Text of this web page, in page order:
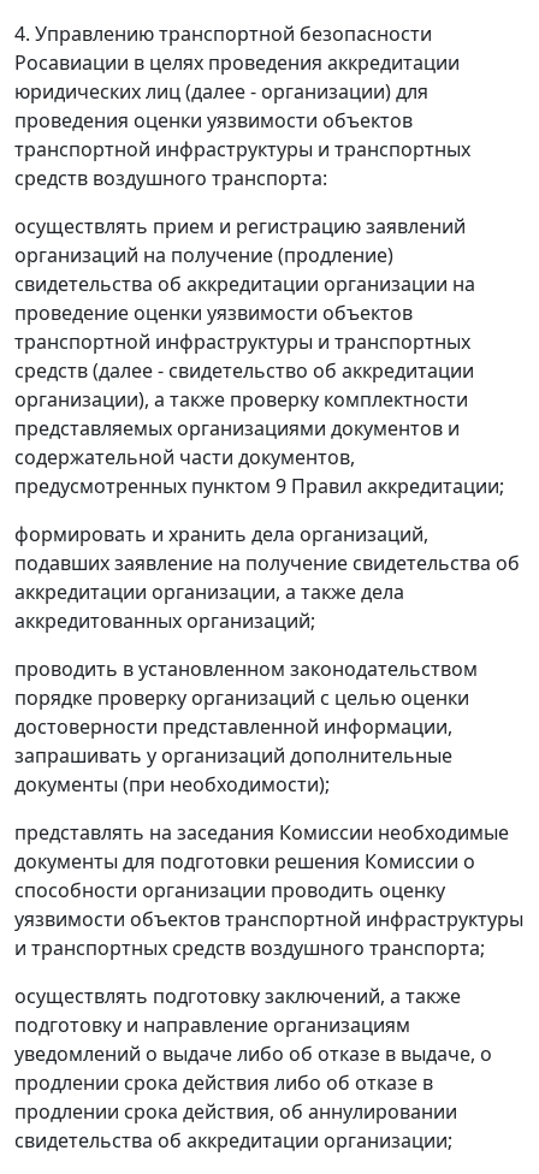
4. Управлению транспортной безопасности
Росавиации в целях проведения аккредитации
юридических лиц (далее - организации) для
проведения оценки уязвимости объектов
транспортной инфраструктуры и транспортных
средств воздушного транспорта:
осуществлять прием и регистрацию заявлений
организаций на получение (продление)
свидетельства об аккредитации организации на
проведение оценки уязвимости объектов
транспортной инфраструктуры и транспортных
средств (далее - свидетельство об аккредитации
организации), а также проверку комплектности
представляемых организациями документов и
содержательной части документов,
предусмотренных пунктом 9 Правил аккредитации;
формировать и хранить дела организаций,
подавших заявление на получение свидетельства об
аккредитации организации, а также дела
аккредитованных организаций;
проводить в установленном законодательством
порядке проверку организаций с целью оценки
достоверности представленной информации,
запрашивать у организаций дополнительные
документы (при необходимости);
представлять на заседания Комиссии необходимые
документы для подготовки решения Комиссии о
способности организации проводить оценку
уязвимости объектов транспортной инфраструктуры
и транспортных средств воздушного транспорта;
осуществлять подготовку заключений, а также
подготовку и направление организациям
уведомлений о выдаче либо об отказе в выдаче, о
продлении срока действия либо об отказе в
продлении срока действия, об аннулировании
свидетельства об аккредитации организации;